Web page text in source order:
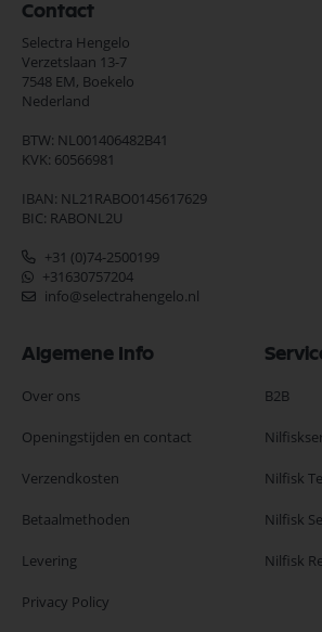
Contact
Selectra Hengelo
Verzetslaan 13-7
7548 EM, Boekelo
Nederland
BTW: NL001406482B41
KVK: 60566981
IBAN: NL21RABO0145617629
BIC: RABONL2U
+31 (0)74-2500199
+31630757204
info@selectrahengelo.nl
Algemene Info
Over ons
Openingstijden en contact
Verzendkosten
Betaalmethoden
Levering
Privacy Policy
B2B
Nilfisk
Nilfisk
Nilfisk